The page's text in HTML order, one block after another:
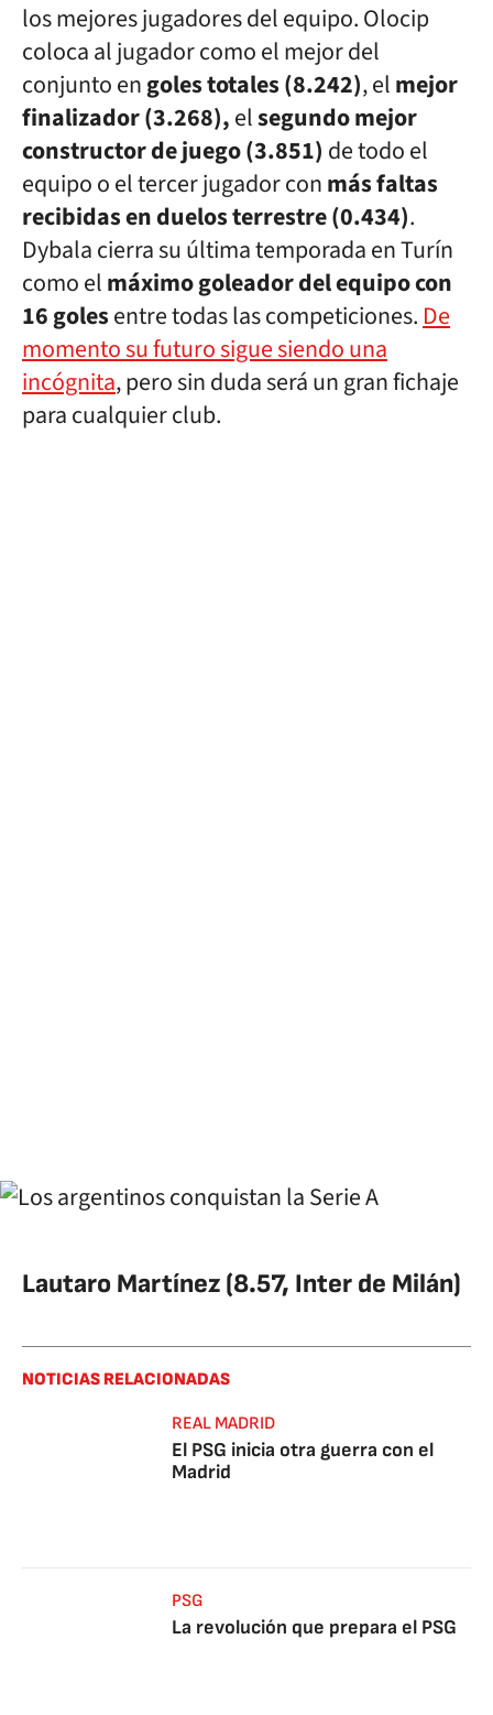
los mejores jugadores del equipo. Olocip
coloca al jugador como el mejor del
conjunto engoles totales (8.242), elmejor
finalizador (3.268),elsegundo mejor
constructor de juego (3.851) de todo el
equipo o el tercer jugador conmás faltas
recibidas en duelos terrestre (0.434).
Dybala cierra su última temporada en Turín
como elmáximo goleador del equipo con
16 golesentre todas las competiciones. De
momento su futuro sigue siendo una
incógnita, pero sin duda será un gran fichaje
para cualquier club.
Lautaro Martínez (8.57, Inter de Milán)
NOTICIAS RELACIONADAS
REAL MADRID
El PSG inicia otra guerra con el
Madrid
PSG
La revolución que prepara el PSG